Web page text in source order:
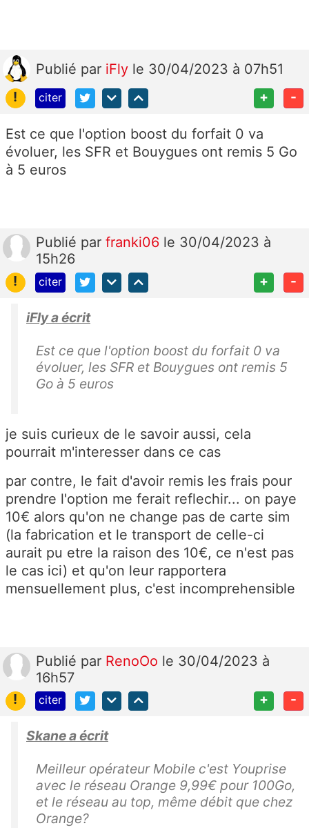
Publié par iFly le 30/04/2023 à 07h51
!
citer + -
Est ce que l'option boost du forfait 0 va
évoluer, les SFR et Bouygues ont remis 5 Go
à 5 euros
Publié par franki06 le 30/04/2023 à
15h26
!
citer + -
iFly a écrit
Est ce que l'option boost du forfait 0 va
évoluer, les SFR et Bouygues ont remis 5
Go à 5 euros
je suis curieux de le savoir aussi, cela
pourrait m'interesser dans ce cas
par contre, le fait d'avoir remis les frais pour
prendre l'option me ferait reflechir... on paye
10€ alors qu'on ne change pas de carte sim
(la fabrication et le transport de celle-ci
aurait pu etre la raison des 10€, ce n'est pas
le cas ici) et qu'on leur rapportera
mensuellement plus, c'est incomprehensible
Publié par RenoOo le 30/04/2023 à
16h57
!
citer + -
Skane a écrit
Meilleur opérateur Mobile c'est Youprise
avec le réseau Orange 9,99€ pour 100Go,
et le réseau au top, même débit que chez
Orange?